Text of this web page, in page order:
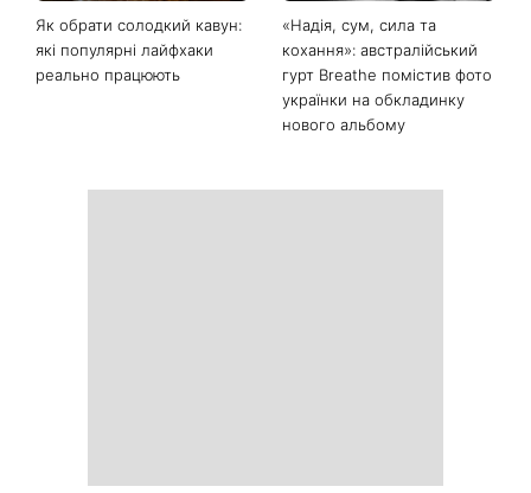
Як обрати солодкий кавун:
які популярні лайфхаки
реально працюють
«Надія, сум, сила та
кохання»: австралійський
гурт Breathe помістив фото
українки на обкладинку
нового альбому